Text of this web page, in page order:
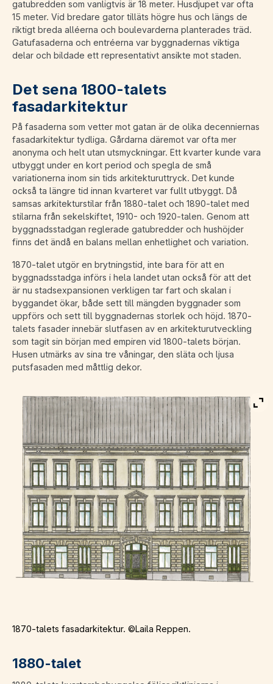
gatubredden som vanligtvis är 18 meter. Husdjupet var ofta
15 meter. Vid bredare gator tilläts högre hus och längs de
riktigt breda alléerna och boulevarderna planterades träd.
Gatufasaderna och entréerna var byggnadernas viktiga
delar och bildade ett representativt ansikte mot staden.
Det sena 1800-talets
fasadarkitektur
På fasaderna som vetter mot gatan är de olika decenniernas
fasadarkitektur tydliga. Gårdarna däremot var ofta mer
anonyma och helt utan utsmyckningar. Ett kvarter kunde vara
utbyggt under en kort period och spegla de små
variationerna inom sin tids arkitekturuttryck. Det kunde
också ta längre tid innan kvarteret var fullt utbyggt. Då
samsas arkitekturstilar från 1880-talet och 1890-talet med
stilarna från sekelskiftet, 1910- och 1920-talen. Genom att
byggnadsstadgan reglerade gatubredder och hushöjder
finns det ändå en balans mellan enhetlighet och variation.
1870-talet utgör en brytningstid, inte bara för att en
byggnadsstadga införs i hela landet utan också för att det
är nu stadsexpansionen verkligen tar fart och skalan i
byggandet ökar, både sett till mängden byggnader som
uppförs och sett till byggnadernas storlek och höjd. 1870-
talets fasader innebär slutfasen av en arkitekturutveckling
som tagit sin början med empiren vid 1800-talets början.
Husen utmärks av sina tre våningar, den släta och ljusa
putsfasaden med måttlig dekor.
1870-talets fasadarkitektur. ©Laila Reppen.
1880-talet